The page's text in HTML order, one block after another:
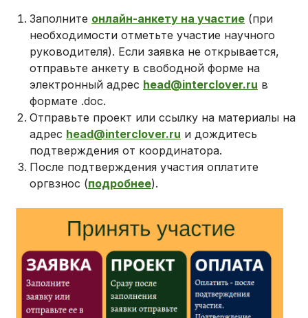
Заполните онлайн-анкету на участие (при
необходимости отметьте участие научного
руководителя). Если заявка не открывается,
отправьте анкету в свободной форме на
электронный адрес head@interclover.ru в
формате .doc.
Отправьте проект или ссылку на материалы на
адрес head@interclover.ru и дождитесь
подтверждения от координатора.
После подтверждения участия оплатите
оргвзнос (подробнее).